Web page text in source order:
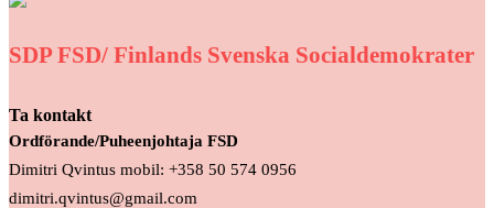
SDP FSD/ Finlands Svenska Socialdemokrater
Ta kontakt
Ordförande/Puheenjohtaja FSD
Dimitri Qvintus mobil: +358 50 574 0956
dimitri.qvintus@gmail.com